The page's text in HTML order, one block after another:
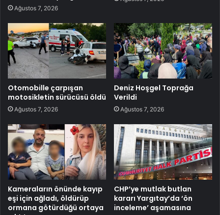
Ağustos 7, 2026
Otomobille çarpışan
motosikletin sürücüsü öldü
Ağustos 7, 2026
Deniz Hoşgel Toprağa
Verildi
Ağustos 7, 2026
Kameraların önünde kayıp
eşi için ağladı, öldürüp
ormana götürdüğü ortaya
CHP’ye mutlak butlan
kararı Yargıtay’da ‘ön
inceleme’ aşamasına